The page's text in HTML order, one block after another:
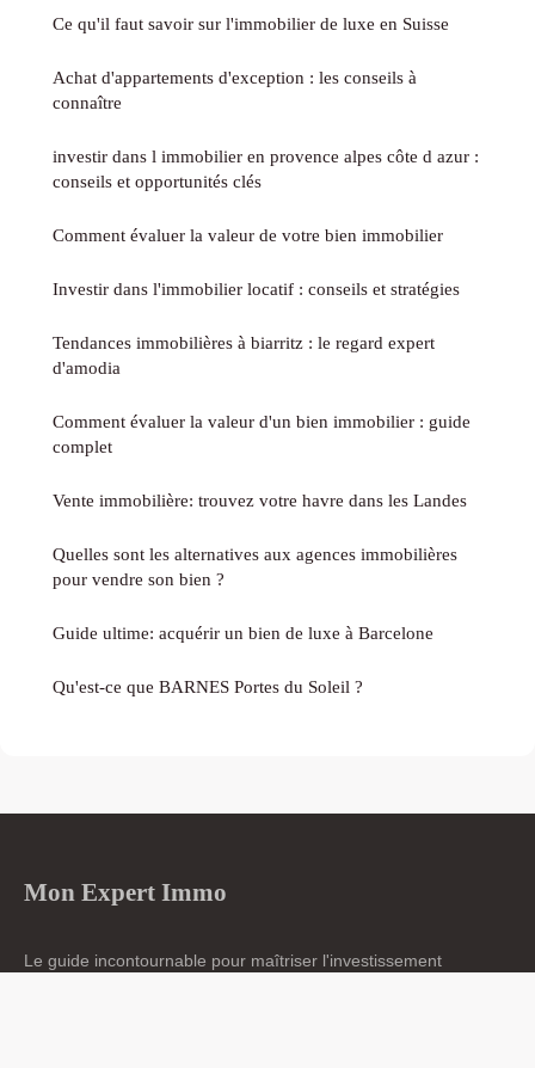
Ce qu'il faut savoir sur l'immobilier de luxe en Suisse
Achat d'appartements d'exception : les conseils à
connaître
investir dans l immobilier en provence alpes côte d azur :
conseils et opportunités clés
Comment évaluer la valeur de votre bien immobilier
Investir dans l'immobilier locatif : conseils et stratégies
Tendances immobilières à biarritz : le regard expert
d'amodia
Comment évaluer la valeur d'un bien immobilier : guide
complet
Vente immobilière: trouvez votre havre dans les Landes
Quelles sont les alternatives aux agences immobilières
pour vendre son bien ?
Guide ultime: acquérir un bien de luxe à Barcelone
Qu'est-ce que BARNES Portes du Soleil ?
Mon Expert Immo
Le guide incontournable pour maîtriser l'investissement